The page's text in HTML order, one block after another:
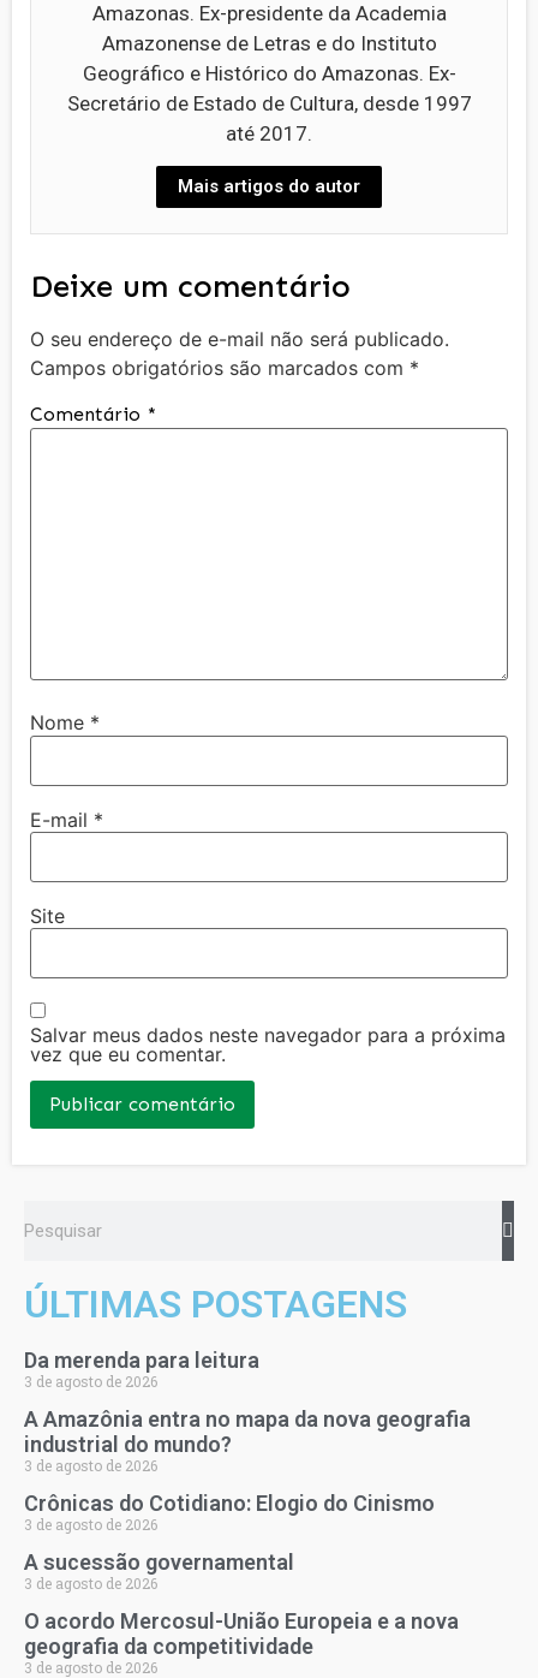
Amazonas. Ex-presidente da Academia
Amazonense de Letras e do Instituto
Geográfico e Histórico do Amazonas. Ex-
Secretário de Estado de Cultura, desde 1997
até 2017.
Mais artigos do autor
Deixe um comentário
O seu endereço de e-mail não será publicado.
Campos obrigatórios são marcados com *
Comentário *
Nome *
E-mail *
Site
Salvar meus dados neste navegador para a próxima
vez que eu comentar.
ÚLTIMAS POSTAGENS
Da merenda para leitura
3 de agosto de 2026
A Amazônia entra no mapa da nova geografia
industrial do mundo?
3 de agosto de 2026
Crônicas do Cotidiano: Elogio do Cinismo
3 de agosto de 2026
A sucessão governamental
3 de agosto de 2026
O acordo Mercosul-União Europeia e a nova
geografia da competitividade
3 de agosto de 2026